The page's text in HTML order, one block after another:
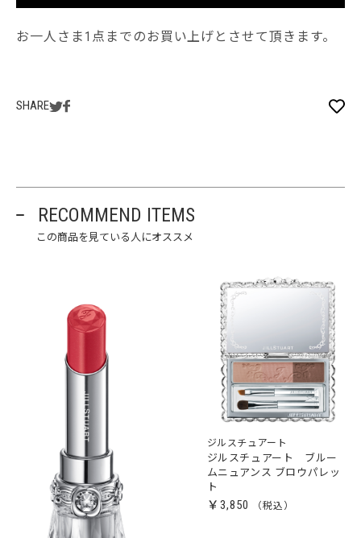
お一人さま1点までのお買い上げとさせて頂きます。
SHARE
RECOMMEND ITEMS
この商品を見ている人にオススメ
ジルスチュアート
ジルスチュアート ブルー
ムニュアンス ブロウパレッ
ト
￥3,850